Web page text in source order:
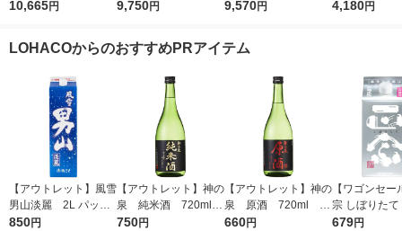
酎 霧島酒造
10,665円
酒類 麦焼酎
9,750円
（1本×6） 芋焼酎 霧
9,570円
25度 4L 1セ
4,180円
LOHACOからのおすすめPRアイテム
【アウトレット】風雪
男山淡麗 2L パック
1本 東亜酒造 日本酒
850円
【アウトレット】神の
泉 純米酒 720ml 1
本 東亜酒造 日本酒
750円
【アウトレット】神の
泉 原酒 720ml 1
本 東亜酒造 日本酒
660円
【ワゴンセー
宗 しぼりたて
ック 900ml
679円